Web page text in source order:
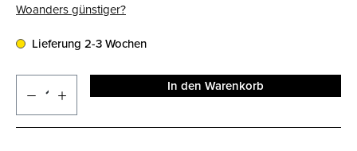
Woanders günstiger?
Lieferung 2-3 Wochen
In den Warenkorb